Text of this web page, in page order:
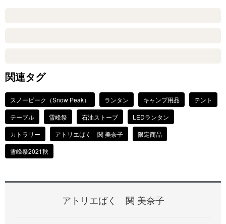
関連タグ
スノーピーク（Snow Peak） ランタン キャンプ用品
テント
テーブル
雪峰祭 石油ストーブ
LEDランタン
カトラリー
アトリエばく 関 美奈子
限定商品
雪峰祭2021秋
アトリエばく 関 美奈子